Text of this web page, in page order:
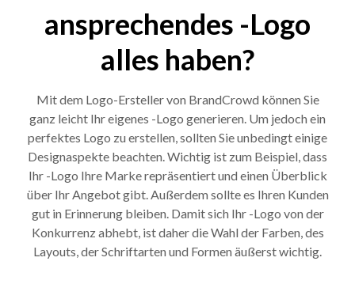
ansprechendes -Logo
alles haben?
Mit dem Logo-Ersteller von BrandCrowd können Sie
ganz leicht Ihr eigenes -Logo generieren. Um jedoch ein
perfektes Logo zu erstellen, sollten Sie unbedingt einige
Designaspekte beachten. Wichtig ist zum Beispiel, dass
Ihr -Logo Ihre Marke repräsentiert und einen Überblick
über Ihr Angebot gibt. Außerdem sollte es Ihren Kunden
gut in Erinnerung bleiben. Damit sich Ihr -Logo von der
Konkurrenz abhebt, ist daher die Wahl der Farben, des
Layouts, der Schriftarten und Formen äußerst wichtig.